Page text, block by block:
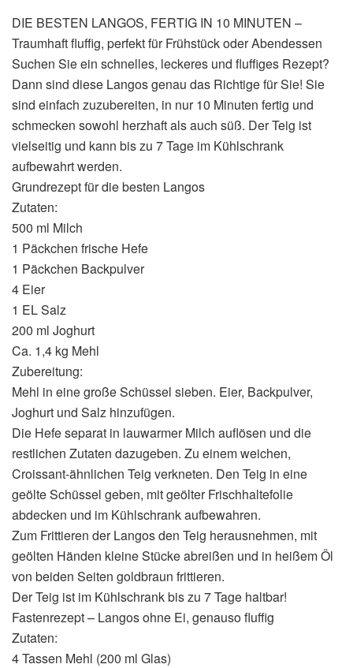
DIE BESTEN LANGOS, FERTIG IN 10 MINUTEN –
Traumhaft fluffig, perfekt für Frühstück oder Abendessen
Suchen Sie ein schnelles, leckeres und fluffiges Rezept?
Dann sind diese Langos genau das Richtige für Sie! Sie
sind einfach zuzubereiten, in nur 10 Minuten fertig und
schmecken sowohl herzhaft als auch süß. Der Teig ist
vielseitig und kann bis zu 7 Tage im Kühlschrank
aufbewahrt werden.
Grundrezept für die besten Langos
Zutaten:
500 ml Milch
1 Päckchen frische Hefe
1 Päckchen Backpulver
4 Eier
1 EL Salz
200 ml Joghurt
Ca. 1,4 kg Mehl
Zubereitung:
Mehl in eine große Schüssel sieben. Eier, Backpulver,
Joghurt und Salz hinzufügen.
Die Hefe separat in lauwarmer Milch auflösen und die
restlichen Zutaten dazugeben. Zu einem weichen,
Croissant-ähnlichen Teig verkneten. Den Teig in eine
geölte Schüssel geben, mit geölter Frischhaltefolie
abdecken und im Kühlschrank aufbewahren.
Zum Frittieren der Langos den Teig herausnehmen, mit
geölten Händen kleine Stücke abreißen und in heißem Öl
von beiden Seiten goldbraun frittieren.
Der Teig ist im Kühlschrank bis zu 7 Tage haltbar!
Fastenrezept – Langos ohne Ei, genauso fluffig
Zutaten:
4 Tassen Mehl (200 ml Glas)